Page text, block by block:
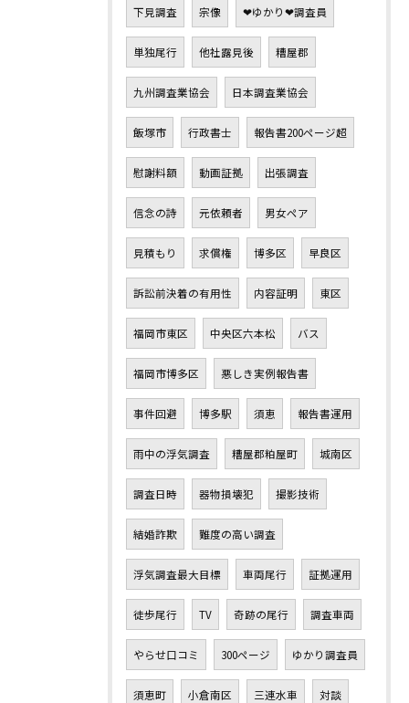
下見調査 宗像 ❤ゆかり❤調査員
単独尾行 他社露見後 糟屋郡
九州調査業協会 日本調査業協会
飯塚市 行政書士 報告書200ページ超
慰謝料額 動画証拠 出張調査
信念の詩 元依頼者 男女ペア
見積もり 求償権 博多区 早良区
訴訟前決着の有用性 内容証明 東区
福岡市東区 中央区六本松 バス
福岡市博多区 悪しき実例報告書
事件回避 博多駅 須恵 報告書運用
雨中の浮気調査 糟屋郡粕屋町 城南区
調査日時 器物損壊犯 撮影技術
結婚詐欺 難度の高い調査
浮気調査最大目標 車両尾行 証拠運用
徒歩尾行 TV 奇跡の尾行 調査車両
やらせ口コミ 300ページ ゆかり調査員
須恵町 小倉南区 三連水車 対談